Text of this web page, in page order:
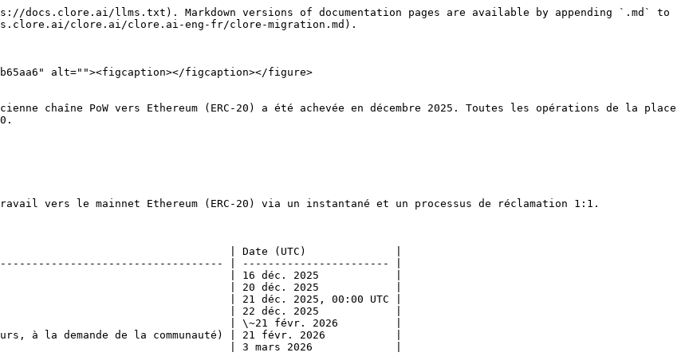
docs.clore.ai/llms.txt). Markdown versions of documentation pages are available by appending `.md` to
clore.ai/clore.ai-eng-fr/clore-migration.md).
alt=""><figcaption></figcaption></figure>
chaîne PoW vers Ethereum (ERC-20) a été achevée en décembre 2025. Toutes les opérations de la place
vers le mainnet Ethereum (ERC-20) via un instantané et un processus de réclamation 1:1.
| Date (UTC)              |
| ----------------------- |
| 16 déc. 2025            |
| 20 déc. 2025            |
| 21 déc. 2025, 00:00 UTC |
| 22 déc. 2025            |
| \~21 févr. 2026         |
à la demande de la communauté) | 21 févr. 2026           |
| 3 mars 2026             |